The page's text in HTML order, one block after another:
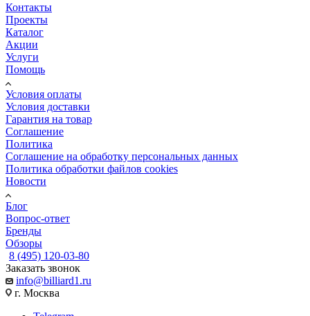
Контакты
Проекты
Каталог
Акции
Услуги
Помощь
Условия оплаты
Условия доставки
Гарантия на товар
Соглашение
Политика
Соглашение на обработку персональных данных
Политика обработки файлов cookies
Новости
Блог
Вопрос-ответ
Бренды
Обзоры
8 (495) 120-03-80
Заказать звонок
info@billiard1.ru
г. Москва